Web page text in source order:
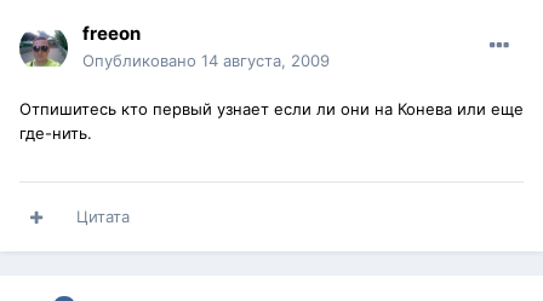
freeon
Опубликовано 14 августа, 2009
Отпишитесь кто первый узнает если ли они на Конева или еще
где-нить.
Цитата